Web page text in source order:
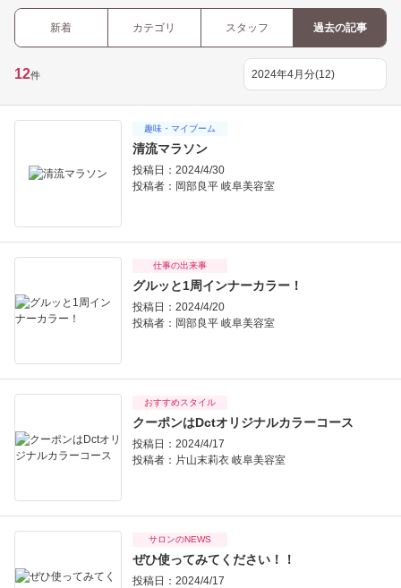
新着 カテゴリ スタッフ 過去の記事
12件
趣味・マイブーム
清流マラソン
投稿日：2024/4/30
投稿者： 岡部良平 岐阜美容室
仕事の出来事
グルッと1周インナーカラー！
投稿日：2024/4/20
投稿者： 岡部良平 岐阜美容室
おすすめスタイル
クーポンはDctオリジナルカラーコース
投稿日：2024/4/17
投稿者： 片山末莉衣 岐阜美容室
サロンのNEWS
ぜひ使ってみてください！！
投稿日：2024/4/17